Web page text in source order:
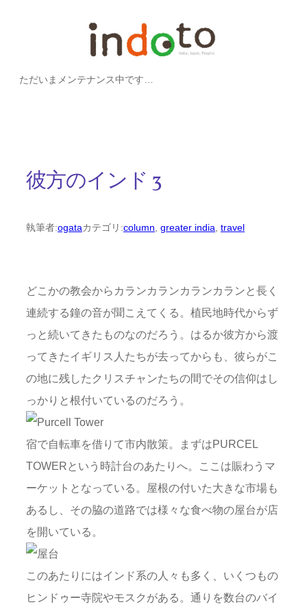
ただいまメンテナンス中です…
彼方のインド 3
執筆者:ogataカテゴリ:column greater india travel
どこかの教会からカランカランカランカランと長く
連続する鐘の音が聞こえてくる。植民地時代からず
っと続いてきたものなのだろう。はるか彼方から渡
ってきたイギリス人たちが去ってからも、彼らがこ
の地に残したクリスチャンたちの間でその信仰はし
っかりと根付いているのだろう。
宿で自転車を借りて市内散策。まずはPURCEL
TOWERという時計台のあたりへ。ここは賑わうマ
ーケットとなっている。屋根の付いた大きな市場も
あるし、その脇の道路では様々な食べ物の屋台が店
を開いている。
このあたりにはインド系の人々も多く、いくつもの
ヒンドゥー寺院やモスクがある。通りを数台のバイ